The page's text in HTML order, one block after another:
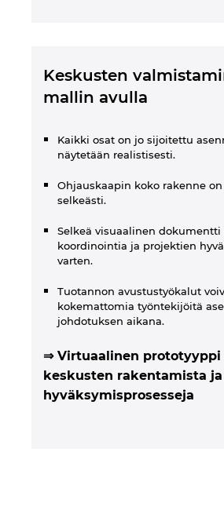
Keskusten
mallin avulla
Kaikki osat on jo sijoitettu
näytetään realistisesti.
Ohjauskaapin koko rakenne
selkeästi.
Selkeä visuaalinen dokumentti
koordinointia ja projektien
varten.
Tuotannon avustustyökalut
kokemattomia työntekijöitä
johdotuksen aikana.
⇒ Virtuaalinen prototyyppi
keskusten rakentamista
hyväksymisprosesseja